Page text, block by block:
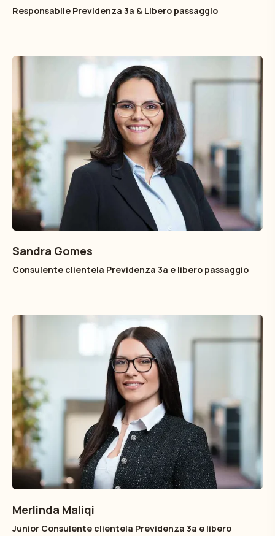
Responsabile Previdenza 3a & Libero passaggio
Sandra Gomes
Consulente clientela Previdenza 3a e libero passaggio
Merlinda Maliqi
Junior Consulente clientela Previdenza 3a e libero